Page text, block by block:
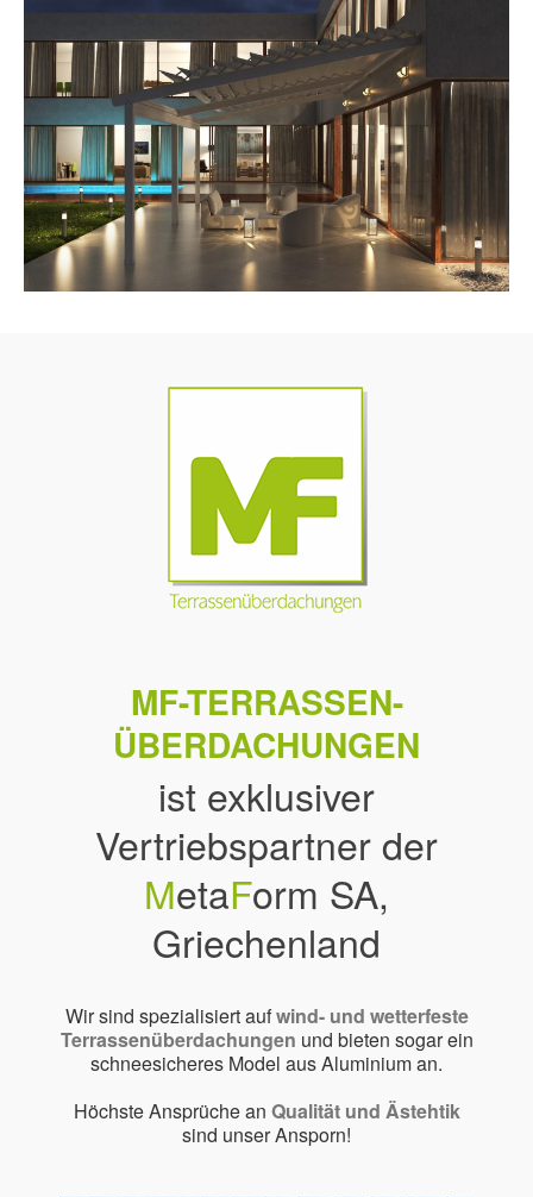
MF-TERRASSEN-
ÜBERDACHUNGEN
ist exklusiver
Vertriebspartner der
MetaForm SA,
Griechenland
Wir sind spezialisiert aufwind- und wetterfeste
Terrassenüberdachungen und bieten sogar ein
schneesicheres Model aus Aluminium an.
Höchste Ansprüche an Qualität und Ästehtik
sind unser Ansporn!